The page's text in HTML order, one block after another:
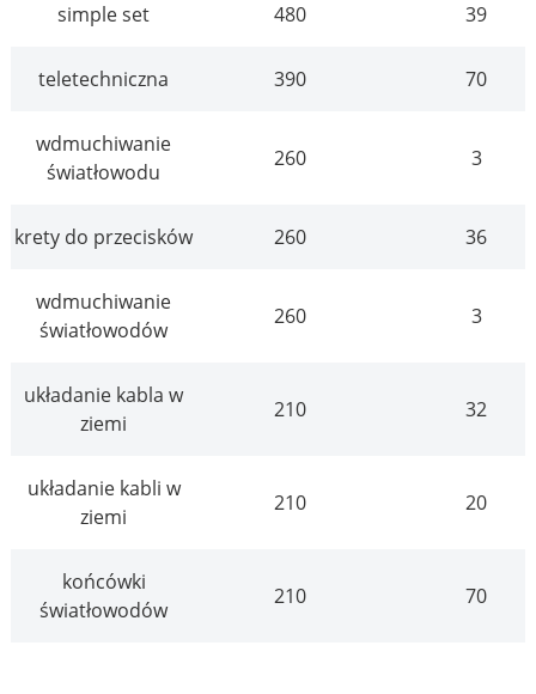
simple set 480 39
teletechniczna 390 70
wdmuchiwanie
światłowodu
260 3
krety do przecisków 260 36
wdmuchiwanie
światłowodów
260 3
układanie kabla w
ziemi
210 32
układanie kabli w
ziemi
210 20
końcówki
światłowodów
210 70